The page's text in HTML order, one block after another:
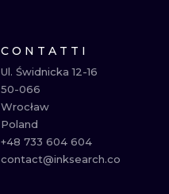
CONTATTI
Ul. Świdnicka 12-16
50-066
Wrocław
Poland
+48 733 604 604
contact@inksearch.co